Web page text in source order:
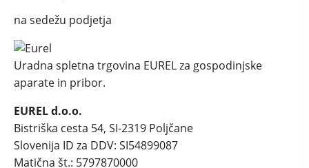
na sedežu podjetja
Uradna spletna trgovina EUREL za gospodinjske
aparate in pribor.
EUREL d.o.o.
Bistriška cesta 54, SI-2319 Poljčane
Slovenija ID za DDV: SI54899087
Matična št.: 5797870000